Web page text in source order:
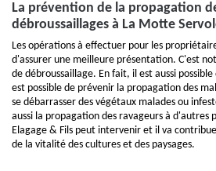
La prévention de la propagation
débroussaillages à La Motte
Les opérations à effectuer pour les
d'assurer une meilleure présentation. C'est
de débroussaillage. En fait, il est aussi
est possible de prévenir la propagation des
se débarrasser des végétaux malades ou
aussi la propagation des ravageurs à d'autres
Elagage & Fils peut intervenir et il va
de la vitalité des cultures et des paysages.